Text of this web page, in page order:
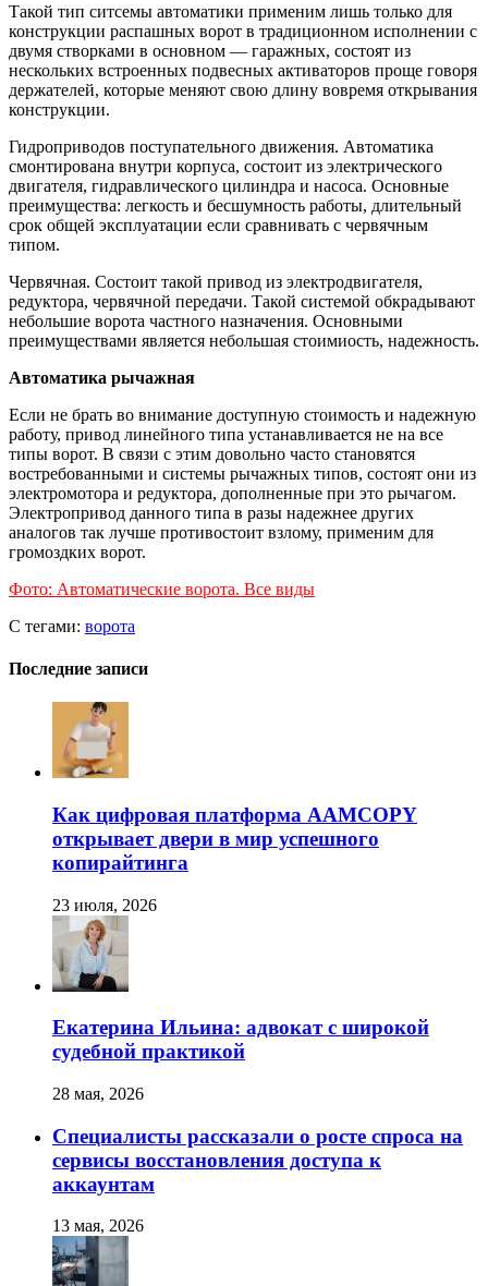
Такой тип ситсемы автоматики применим лишь только для
конструкции распашных ворот в традиционном исполнении с
двумя створками в основном — гаражных, состоят из
нескольких встроенных подвесных активаторов проще говоря
держателей, которые меняют свою длину вовремя открывания
конструкции.
Гидроприводов поступательного движения. Автоматика
смонтирована внутри корпуса, состоит из электрического
двигателя, гидравлического цилиндра и насоса. Основные
преимущества: легкость и бесшумность работы, длительный
срок общей эксплуатации если сравнивать с червячным
типом.
Червячная. Состоит такой привод из электродвигателя,
редуктора, червячной передачи. Такой системой обкрадывают
небольшие ворота частного назначения. Основными
преимуществами является небольшая стоимиость, надежность.
Автоматика рычажная
Если не брать во внимание доступную стоимость и надежную
работу, привод линейного типа устанавливается не на все
типы ворот. В связи с этим довольно часто становятся
востребованными и системы рычажных типов, состоят они из
электромотора и редуктора, дополненные при это рычагом.
Электропривод данного типа в разы надежнее других
аналогов так лучше противостоит взлому, применим для
громоздких ворот.
Фото: Автоматические ворота. Все виды
С тегами: ворота
Последние записи
Как цифровая платформа AAMCOPY
открывает двери в мир успешного
копирайтинга
23 июля, 2026
Екатерина Ильина: адвокат с широкой
судебной практикой
28 мая, 2026
Специалисты рассказали о росте спроса на
сервисы восстановления доступа к
аккаунтам
13 мая, 2026